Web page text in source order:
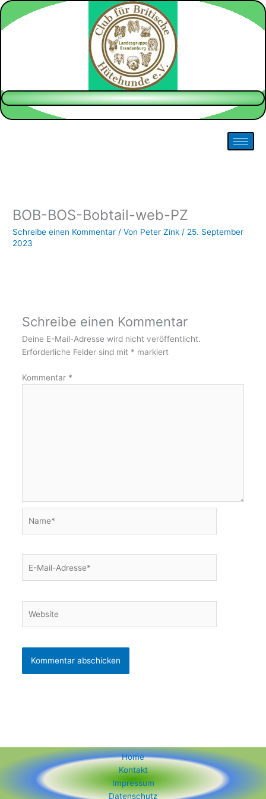
Zum
Inhalt
springen
BOB-BOS-Bobtail-web-PZ
Schreibe einen Kommentar / Von Peter Zink / 25. September
2023
Schreibe einen Kommentar
Deine E-Mail-Adresse wird nicht veröffentlicht.
Erforderliche Felder sind mit * markiert
Kommentar *
Mail-
Home
Kontakt
Impressum
Datenschutz